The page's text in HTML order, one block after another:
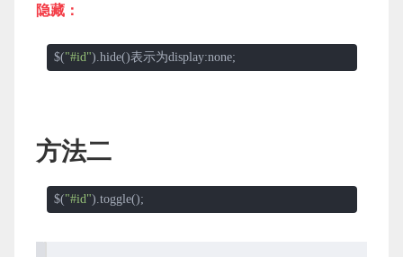
隐藏：
$("#id").hide()表示为display:none;
方法二
$("#id").toggle();